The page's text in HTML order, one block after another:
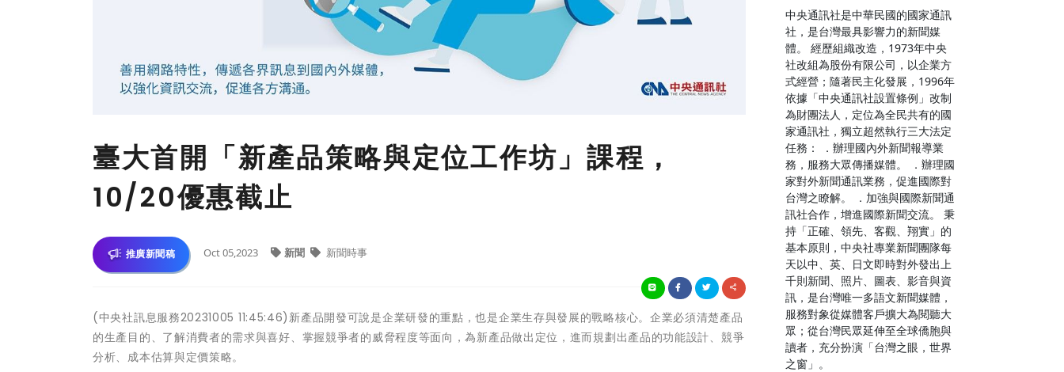
臺大首開「新產品策略與定位工作坊」課程，
10/20優惠截止
推廣新聞稿 Oct 05,2023 新聞 新聞時事
(中央社訊息服務20231005 11:45:46)新產品開發可說是企業研發的重點，也是企業生存與發展的戰略核心。企業必須清楚產品
的生產目的、了解消費者的需求與喜好、掌握競爭者的威脅程度等面向，為新產品做出定位，進而規劃出產品的功能設計、競爭
分析、成本估算與定價策略。
中央通訊社是中華民國的國家通訊
社，是台灣最具影響力的新聞媒
體。 經歷組織改造，1973年中央
社改組為股份有限公司，以企業方
式經營；隨著民主化發展，1996年
依據「中央通訊社設置條例」改制
為財團法人，定位為全民共有的國
家通訊社，獨立超然執行三大法定
任務： ．辦理國內外新聞報導業
務，服務大眾傳播媒體。 ．辦理國
家對外新聞通訊業務，促進國際對
台灣之瞭解。 ．加強與國際新聞通
訊社合作，增進國際新聞交流。 秉
持「正確、領先、客觀、翔實」的
基本原則，中央社專業新聞團隊每
天以中、英、日文即時對外發出上
千則新聞、照片、圖表、影音與資
訊，是台灣唯一多語文新聞媒體，
服務對象從媒體客戶擴大為閱聽大
眾；從台灣民眾延伸至全球僑胞與
讀者，充分扮演「台灣之眼，世界
之窗」。